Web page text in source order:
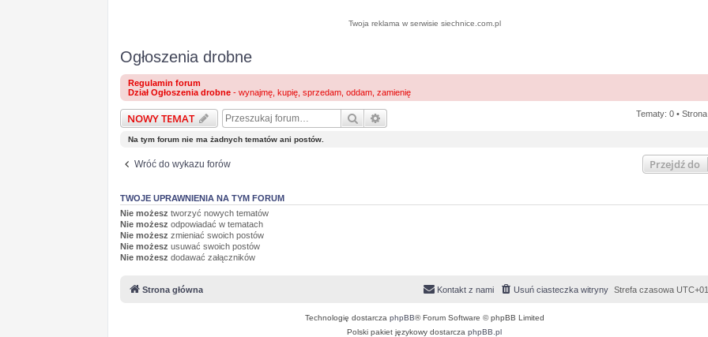
Twoja reklama w serwisie siechnice.com.pl
Ogłoszenia drobne
Regulamin forum
Dział Ogłoszenia drobne - wynajmę, kupię, sprzedam, oddam, zamienię
NOWY TEMAT Szukaj Tematy: 0 • Strona
Na tym forum nie ma żadnych tematów ani postów.
Wróć do wykazu forów Przejdź do
TWOJE UPRAWNIENIA NA TYM FORUM
Nie możesz tworzyć nowych tematów
Nie możesz odpowiadać w tematach
Nie możesz zmieniać swoich postów
Nie możesz usuwać swoich postów
Nie możesz dodawać załączników
Strona główna Strefa czasowa
Usuń ciasteczka witryny
Kontakt z nami
Technologię dostarcza phpBB® Forum Software © phpBB Limited
Polski pakiet językowy dostarcza phpBB.pl